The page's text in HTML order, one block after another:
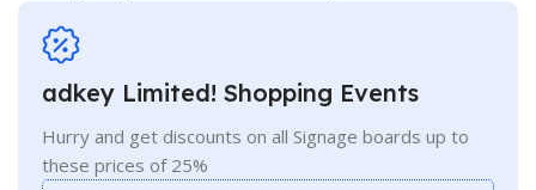
adkey Limited! Shopping Events
Hurry and get discounts on all Signage boards up to
these prices of 25%